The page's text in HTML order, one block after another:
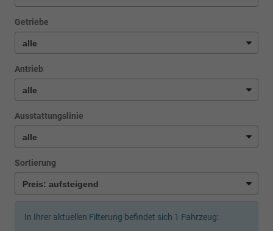
Getriebe
Antrieb
Ausstattungslinie
Sortierung
In Ihrer aktuellen Filterung befindet sich 1 Fahrzeug: